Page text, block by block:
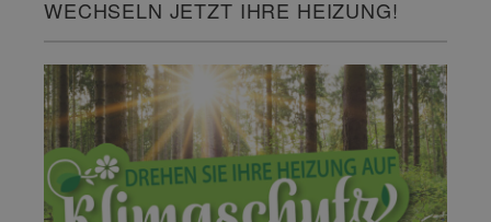
WECHSELN JETZT IHRE HEIZUNG!